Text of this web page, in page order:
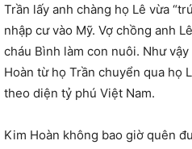
Trần lấy anh chàng họ Lê vừa
nhập cư vào Mỹ. Vợ chồng anh
cháu Bình làm con nuôi. Như
Hoàn từ họ Trần chuyển qua họ
theo diện tỷ phú Việt Nam.
Kim Hoàn không bao giờ quên